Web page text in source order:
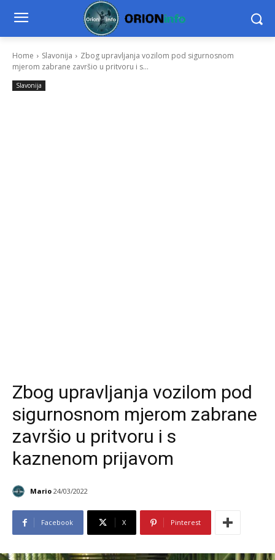
Home Slavonija
Zbog upravljanja vozilom pod sigurnosnom
mjerom zabrane završio u pritvoru i s...
Slavonija
Zbog upravljanja vozilom pod
sigurnosnom mjerom zabrane
završio u pritvoru i s
kaznenom prijavom
Mario 24/03/2022
Facebook X Pinterest